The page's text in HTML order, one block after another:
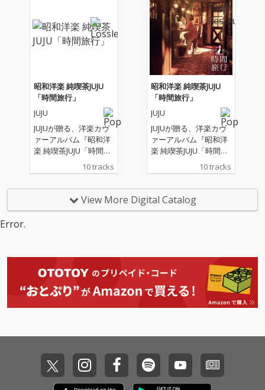
昭和洋楽 純喫茶JUJU
「時間旅行」
JUJU
JUJUが贈る、洋楽カヴ
ァーアルバム『昭和洋
楽 純喫茶JUJU「時間旅
行」』。 “昭和の時代
に日本で愛された洋
正隆プロデュースのも
と、 誰もが心に残る名
10 tracks
昭和洋楽 純喫茶JUJU
「時間旅行」
JUJU
JUJUが贈る、洋楽カヴ
ァーアルバム『昭和洋
楽 純喫茶JUJU「時間旅
行」』。 “昭和の時代
に日本で愛された洋
正隆プロデュースのも
と、 誰もが心に残る名
10 tracks
View More Digital Catalog
Error.